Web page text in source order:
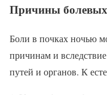
Причины
Боли в почках ночью
причинам и
путей и органов. К